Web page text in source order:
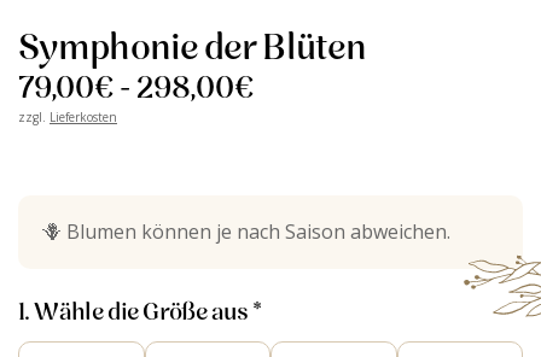
Symphonie der Blüten
79,00€- 298,00€
zzgl. Lieferkosten
🪻 Blumen können je nach Saison abweichen.
1. Wähle die Größe aus *